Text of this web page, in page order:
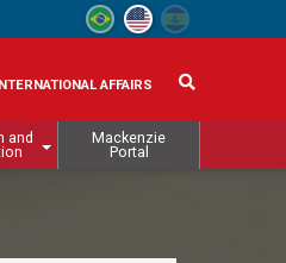
AFFAIRS
and
Mackenzie
Portal